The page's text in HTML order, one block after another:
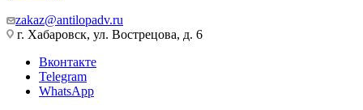
zakaz@antilopadv.ru
г. Хабаровск, ул. Вострецова, д. 6
Вконтакте
Telegram
WhatsApp